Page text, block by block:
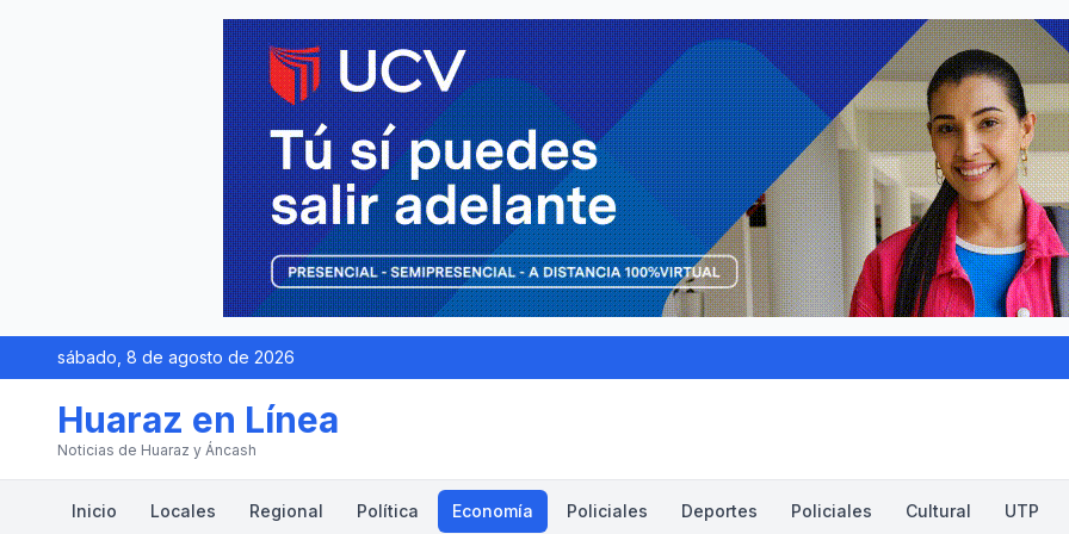
sábado, 8 de agosto de 2026
Huaraz en Línea
Noticias de Huaraz y Áncash
Inicio Locales Regional Política Economía Policiales Deportes Policiales Cultural UTP